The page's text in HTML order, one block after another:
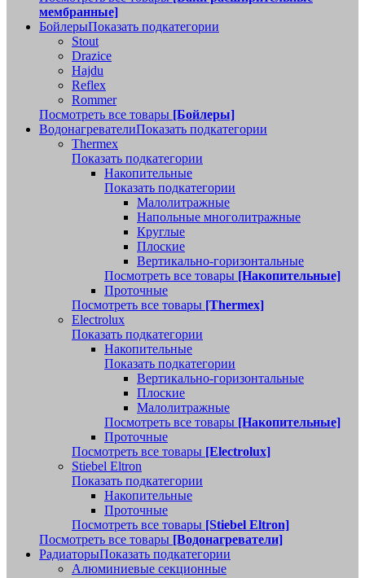
мембранные]
БойлерыПоказать подкатегории
Stout
Drazice
Hajdu
Reflex
Rommer
Посмотреть все товары [Бойлеры]
ВодонагревателиПоказать подкатегории
Thermex
Показать подкатегории
Накопительные
Показать подкатегории
Малолитражные
Напольные многолитражные
Круглые
Плоские
Вертикально-горизонтальные
Посмотреть все товары [Накопительные]
Проточные
Посмотреть все товары [Thermex]
Electrolux
Показать подкатегории
Накопительные
Показать подкатегории
Вертикально-горизонтальные
Плоские
Малолитражные
Посмотреть все товары [Накопительные]
Проточные
Посмотреть все товары [Electrolux]
Stiebel Eltron
Показать подкатегории
Накопительные
Проточные
Посмотреть все товары [Stiebel Eltron]
Посмотреть все товары [Водонагреватели]
РадиаторыПоказать подкатегории
Алюминиевые секционные